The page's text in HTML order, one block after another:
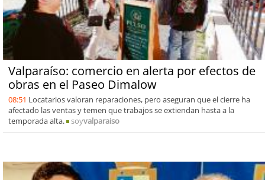
Valparaíso: comercio en alerta por efectos de
obras en el Paseo Dimalow
08:51 Locatarios valoran reparaciones, pero aseguran que el cierre ha
afectado las ventas y temen que trabajos se extiendan hasta a la
temporada alta.
soyvalparaiso